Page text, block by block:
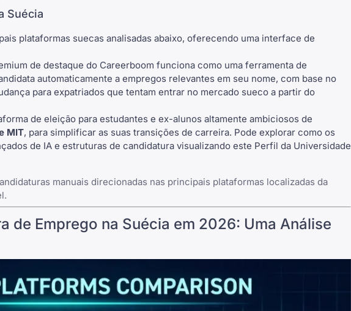
Suécia
plataformas suecas analisadas abaixo, oferecendo uma interface de
de destaque do Careerboom funciona como uma ferramenta de
automaticamente a empregos relevantes em seu nome, com base no
para expatriados que tentam entrar no mercado sueco a partir do
de eleição para estudantes e ex-alunos altamente ambiciosos de
MIT, para simplificar as suas transições de carreira. Pode explorar como os
de IA e estruturas de candidatura visualizando este Perfil da Universidade
manuais direcionadas nas principais plataformas localizadas da
de Emprego na Suécia em 2026: Uma Análise